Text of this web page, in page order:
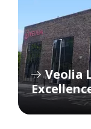
Veolia